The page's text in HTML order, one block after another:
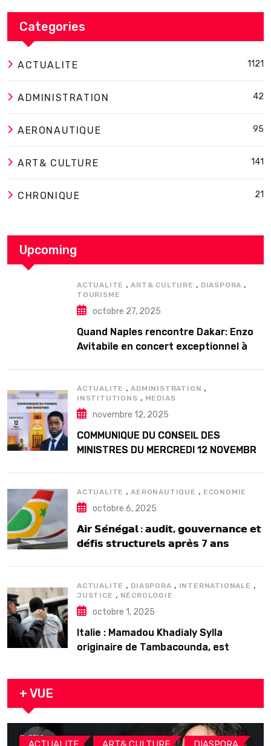
Categories
ACTUALITE 1121
ADMINISTRATION 42
AERONAUTIQUE 95
ART& CULTURE 141
CHRONIQUE 21
Upcoming
ACTUALITE ,ART& CULTURE , DIASPORA ,
TOURISME
octobre 27, 2025
Quand Naples rencontre Dakar: Enzo
Avitabile en concert exceptionnel à
ACTUALITE ,ADMINISTRATION ,
INSTITUTIONS , MEDIAS
novembre 12, 2025
COMMUNIQUE DU CONSEIL DES
MINISTRES DU MERCREDI 12 NOVEMBRE
ACTUALITE ,AERONAUTIQUE , ECONOMIE
octobre 6, 2025
𝗔𝗶𝗿 𝗦𝗲́𝗻𝗲́𝗴𝗮𝗹 : 𝗮𝘂𝗱𝗶𝘁, 𝗴𝗼𝘂𝘃𝗲𝗿𝗻𝗮𝗻𝗰𝗲 𝗲𝘁
𝗱𝗲́𝗳𝗶𝘀 𝘀𝘁𝗿𝘂𝗰𝘁𝘂𝗿𝗲𝗹𝘀 𝗮𝗽𝗿𝗲̀𝘀 7 𝗮𝗻𝘀
ACTUALITE , DIASPORA , INTERNATIONALE ,
JUSTICE , NÉCROLOGIE
octobre 1, 2025
Italie : Mamadou Khadialy Sylla
originaire de Tambacounda, est
arrestation
+ VUE